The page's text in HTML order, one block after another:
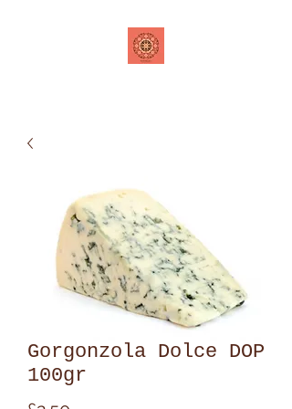
Gorgonzola Dolce DOP
100gr